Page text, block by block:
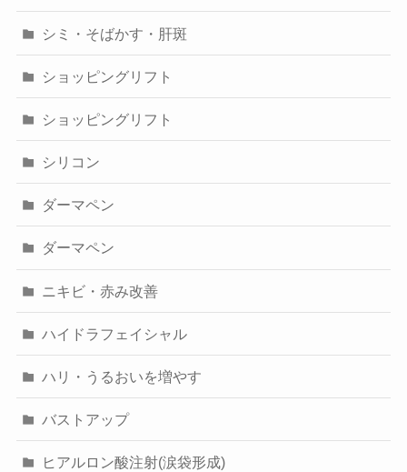
シミ・そばかす・肝斑
ショッピングリフト
ショッピングリフト
シリコン
ダーマペン
ダーマペン
ニキビ・赤み改善
ハイドラフェイシャル
ハリ・うるおいを増やす
バストアップ
ヒアルロン酸注射(涙袋形成)